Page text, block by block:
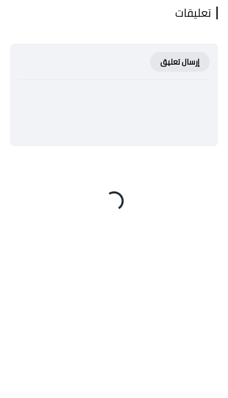
تعليقات
إرسال تعليق